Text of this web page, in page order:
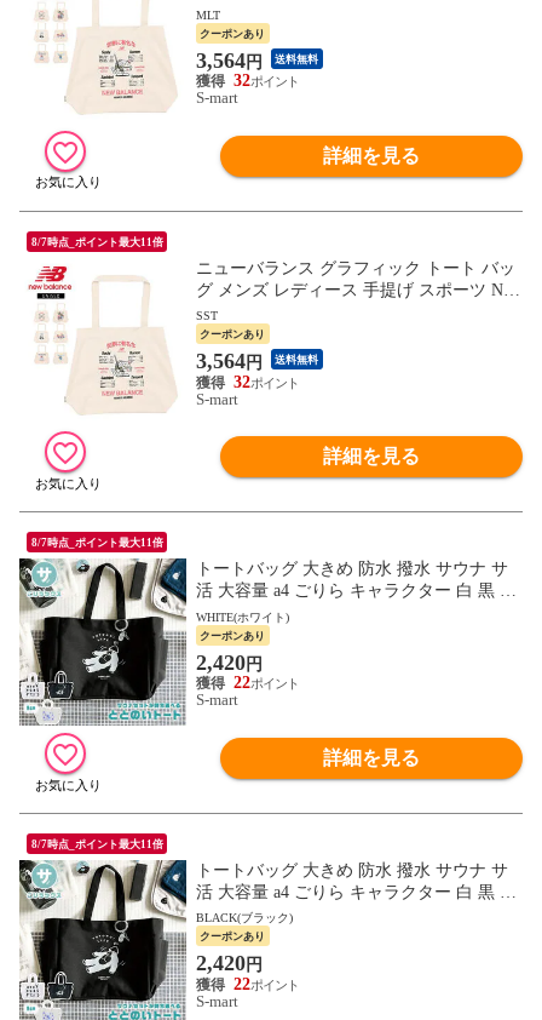
Balance AC9728D
MLT
クーポンあり
3,564円 送料無料
32
S-mart
詳細を見る
8/7時点_ポイント最大11倍
ニューバランス グラフィック トート バッ
グ メンズ レディース 手提げ スポーツ New
Balance AC9728D
SST
クーポンあり
3,564円 送料無料
32
S-mart
詳細を見る
8/7時点_ポイント最大11倍
トートバッグ 大きめ 防水 撥水 サウナ サ
活 大容量 a4 ごりら キャラクター 白 黒 ご
リラックス ととのいトート ホワイト ブラ
ック
WHITE(ホワイト)
クーポンあり
2,420円
22
S-mart
詳細を見る
8/7時点_ポイント最大11倍
トートバッグ 大きめ 防水 撥水 サウナ サ
活 大容量 a4 ごりら キャラクター 白 黒 ご
リラックス ととのいトート ホワイト ブラ
ック
BLACK(ブラック)
クーポンあり
2,420円
22
S-mart